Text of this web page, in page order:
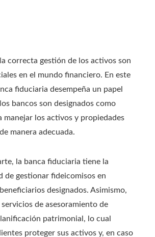
correcta gestión de los activos son
en el mundo financiero. En este
fiduciaria desempeña un papel
bancos son designados como
manejar los activos y propiedades
manera adecuada.
la banca fiduciaria tiene la
de gestionar fideicomisos en
designados. Asimismo,
de asesoramiento de
patrimonial, lo cual
proteger sus activos y, en caso